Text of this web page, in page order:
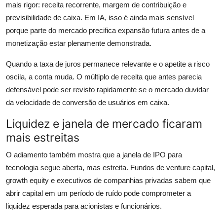
mais rigor: receita recorrente, margem de contribuição e
previsibilidade de caixa. Em IA, isso é ainda mais sensível
porque parte do mercado precifica expansão futura antes de a
monetização estar plenamente demonstrada.
Quando a taxa de juros permanece relevante e o apetite a risco
oscila, a conta muda. O múltiplo de receita que antes parecia
defensável pode ser revisto rapidamente se o mercado duvidar
da velocidade de conversão de usuários em caixa.
Liquidez e janela de mercado ficaram
mais estreitas
O adiamento também mostra que a janela de IPO para
tecnologia segue aberta, mas estreita. Fundos de venture capital,
growth equity e executivos de companhias privadas sabem que
abrir capital em um período de ruído pode comprometer a
liquidez esperada para acionistas e funcionários.